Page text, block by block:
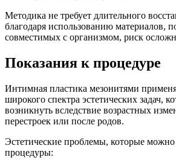
Методика не требует длительного
благодаря использованию материалов,
совместимых с организмом, риск
Показания к процедуре
Интимная пластика мезонитями
широкого спектра эстетических задач,
возникнуть вследствие возрастных
перестроек или после родов.
Эстетические проблемы, которые
процедуры: